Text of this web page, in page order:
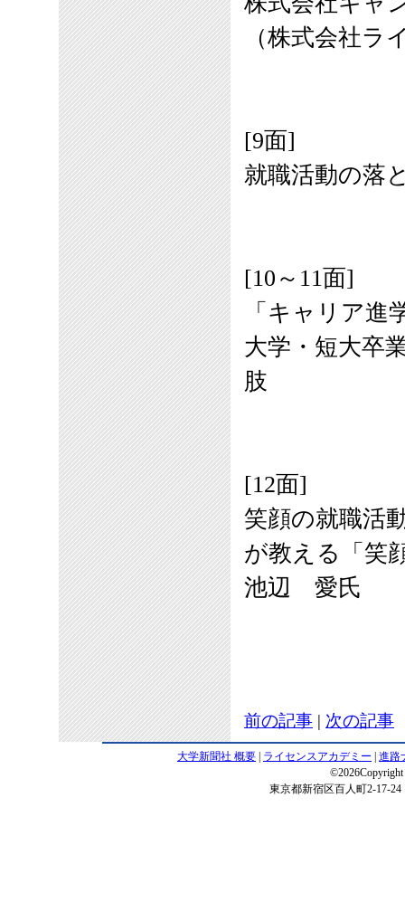
（株式会社ラ
[9面]
就職活動の落
[10～11面]
「キャリア進
大学・短大卒
肢
[12面]
笑顔の就職
が教える「笑
池辺 愛氏
前の記事 | 次の記事
大学新聞社 概要 ライセンスアカデミー
進路
©2026Copyright
東京都新宿区百人町2-17-